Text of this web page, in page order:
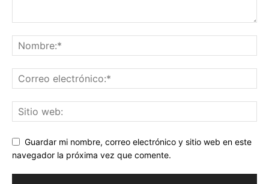
Guardar mi nombre, correo electrónico y sitio web en este
navegador la próxima vez que comente.